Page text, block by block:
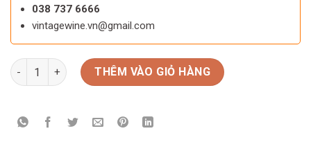
038 737 6666
vintagewine.vn@gmail.com
Rượu vang Úc PAVO No1 Shiraz số lượng
THÊM VÀO GIỎ HÀNG